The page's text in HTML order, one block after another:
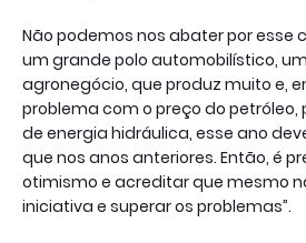
Não podemos nos abater por esse
um grande polo automobilístico,
agronegócio, que produz muito e,
problema com o preço do petróleo,
de energia hidráulica, esse ano
que nos anos anteriores. Então, é
otimismo e acreditar que mesmo
iniciativa e superar os problemas”.